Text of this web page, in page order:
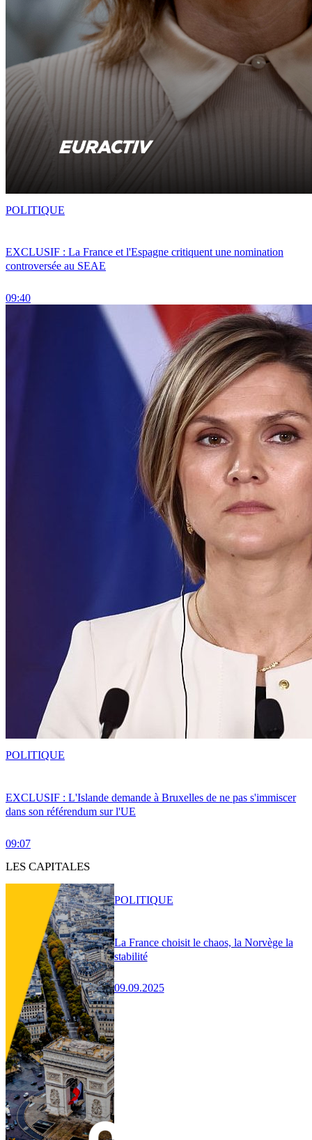
EXCLUSIF : La France et l'Espagne critiquent une nomination
controversée au SEAE
09:40
POLITIQUE
EXCLUSIF : L'Islande demande à Bruxelles de ne pas s'immiscer
dans son référendum sur l'UE
09:07
POLITIQUE
LES CAPITALES
La France choisit le chaos, la Norvège la
stabilité
09.09.2025
POLITIQUE